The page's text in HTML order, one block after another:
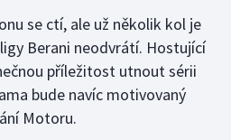
se ctí, ale už několik kol je
Berani neodvrátí. Hostující
příležitost utnout sérii
bude navíc motivovaný
Motoru.